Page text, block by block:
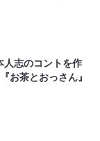
人志のコントを作
お茶とおっさん』